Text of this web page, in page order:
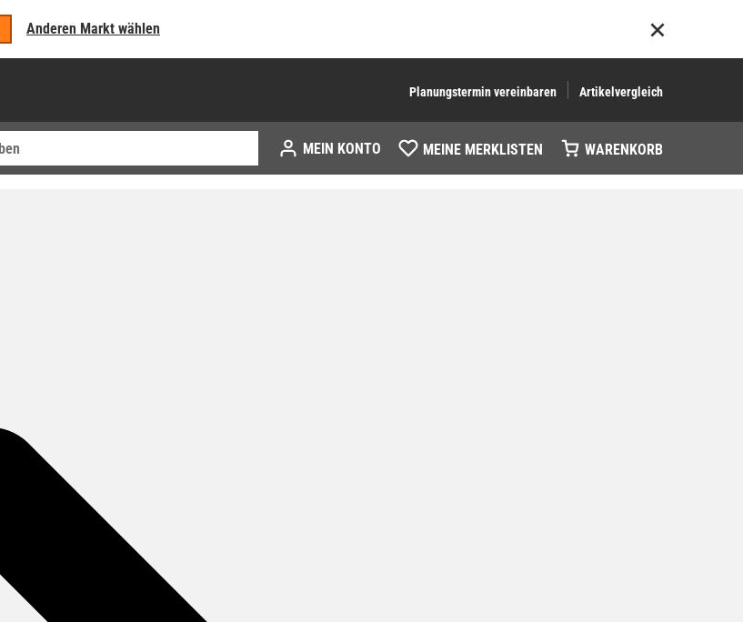
Anderen Markt wählen
Planungstermin vereinbaren Artikelvergleich
MEIN KONTO MEINE MERKLISTEN WARENKORB